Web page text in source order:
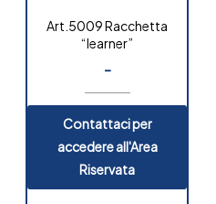
Art.5009 Racchetta
“learner”
-
Contattaci per
accedere all'Area
Riservata